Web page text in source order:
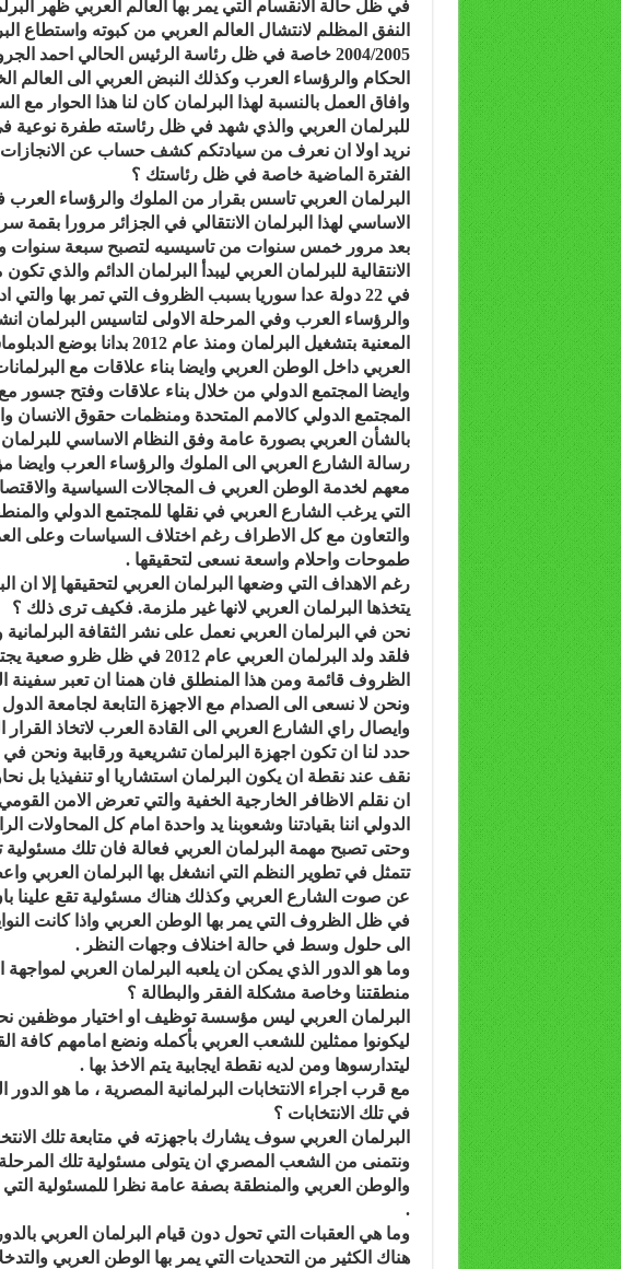
في ظل حالة الانقسام التي يمر بها العالم العربي ظهر
النفق المظلم لانتشال العالم العربي من كبوته واستطاع
2004/2005 خاصة في ظل رئاسة الرئيس الحالي احمد
الحكام والرؤساء العرب وكذلك النبض العربي الى العالم
وافاق العمل بالنسبة لهذا البرلمان كان لنا هذا الحوار مع
للبرلمان العربي والذي شهد في ظل رئاسته طفرة نوعية
نريد اولا ان نعرف من سيادتكم كشف حساب عن الانجازات
الفترة الماضية خاصة في ظل رئاستك ؟
الاساسي لهذا البرلمان الانتقالي في الجزائر مرورا بقمة
في 22 دولة عدا سوريا بسبب الظروف التي تمر بها
والرؤساء العرب وفي المرحلة الاولى لتاسيس البرلمان
المعنية بتشغيل البرلمان ومنذ
العربي داخل الوطن العربي وايضا بناء علاقات مع
وايضا المجتمع الدولي من خلال بناء علاقات وفتح جسور مع
المجتمع الدولي كالامم المتحدة ومنظمات حقوق الانسان
بالشأن العربي بصورة عامة وفق النظام الاساسي
رسالة الشارع العربي الى الملوك والرؤساء العرب
معهم لخدمة الوطن العربي ف المجالات السياسية
التي يرغب الشارع العربي في نقلها للمجتمع الدولي
والتعاون مع كل الاطراف رغم اختلاف السياسات وعلى
طموحات واحلام واسعة نسعى لتحقيقها .
رغم الاهداف التي وضعها البرلمان العربي لتحقيقها إلا ان
يتخذها البرلمان العربي لانها غير ملزمة. فكيف ترى ذلك ؟
نحن في البرلمان العربي نعمل على نشر الثقافة
فلقد ولد البرلمان العربي عام
الظروف قائمة ومن هذا المنطلق فان همنا ان تعبر سفينة
ونحن لا نسعى الى الصدام مع الاجهزة التابعة لجامعة الدول
وايصال راي الشارع العربي الى القادة العرب لاتخاذ
حدد لنا ان تكون اجهزة البرلمان تشريعية ورقابية ونحن في
نقف عند نقطة ان يكون البرلمان استشاريا او تنفيذيا بل
ان نقلم الاظافر الخارجية الخفية والتي تعرض الامن
الدولي اننا بقيادتنا وشعوبنا يد واحدة امام كل المحاولات
وحتى تصبح مهمة البرلمان العربي فعالة فان تلك مسئولية
تتمثل في تطوير النظم التي انشغل بها البرلمان العربي
عن صوت الشارع العربي وكذلك هناك مسئولية تقع علينا بان
في ظل الظروف التي يمر بها الوطن العربي واذا كانت
الى حلول وسط في حالة اخنلاف وجهات النظر .
وما هو الدور الذي يمكن ان يلعبه البرلمان العربي
منطقتنا وخاصة مشكلة الفقر والبطالة ؟
البرلمان العربي ليس مؤسسة توظيف او اختيار موظفين
ليكونوا ممثلين للشعب العربي بأكمله ونضع امامهم كافة
ليتدارسوها ومن لديه نقطة ايجابية يتم الاخذ بها .
مع قرب اجراء الانتخابات البرلمانية المصرية ، ما هو
في تلك الانتخابات ؟
البرلمان العربي سوف يشارك باجهزته في متابعة تلك
ونتمنى من الشعب المصري ان يتولى مسئولية تلك
والوطن العربي والمنطقة بصفة عامة نظرا للمسئولية
.
وما هي العقبات التي تحول دون قيام البرلمان العربي
هناك الكثير من التحديات التي يمر بها الوطن العربي